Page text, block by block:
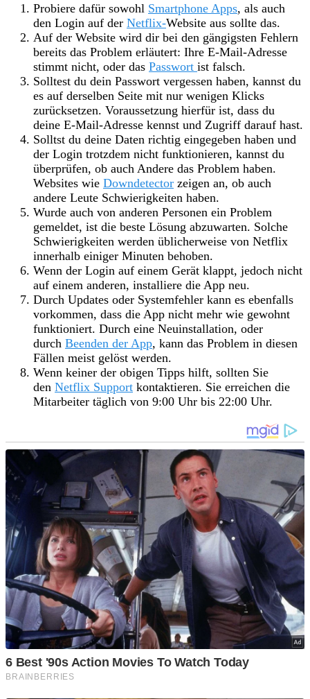
Probiere dafür sowohl Smartphone Apps, als auch
den Login auf der Netflix-Website aus sollte das.
Auf der Website wird dir bei den gängigsten Fehlern
bereits das Problem erläutert: Ihre E-Mail-Adresse
stimmt nicht, oder das Passwort ist falsch.
Solltest du dein Passwort vergessen haben, kannst du
es auf derselben Seite mit nur wenigen Klicks
zurücksetzen. Voraussetzung hierfür ist, dass du
deine E-Mail-Adresse kennst und Zugriff darauf hast.
Solltst du deine Daten richtig eingegeben haben und
der Login trotzdem nicht funktionieren, kannst du
überprüfen, ob auch Andere das Problem haben.
Websites wie Downdetector zeigen an, ob auch
andere Leute Schwierigkeiten haben.
Wurde auch von anderen Personen ein Problem
gemeldet, ist die beste Lösung abzuwarten. Solche
Schwierigkeiten werden üblicherweise von Netflix
innerhalb einiger Minuten behoben.
Wenn der Login auf einem Gerät klappt, jedoch nicht
auf einem anderen, installiere die App neu.
Durch Updates oder Systemfehler kann es ebenfalls
vorkommen, dass die App nicht mehr wie gewohnt
funktioniert. Durch eine Neuinstallation, oder
durch Beenden der App, kann das Problem in diesen
Fällen meist gelöst werden.
Wenn keiner der obigen Tipps hilft, sollten Sie
den Netflix Support kontaktieren. Sie erreichen die
Mitarbeiter täglich von 9:00 Uhr bis 22:00 Uhr.